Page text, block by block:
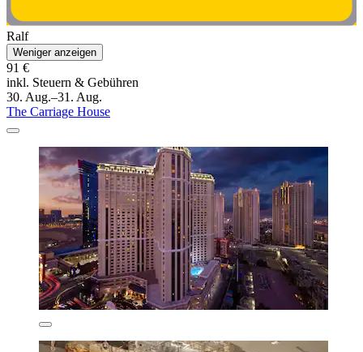
Ralf
Weniger anzeigen
91 €
inkl. Steuern & Gebühren
30. Aug.–31. Aug.
The Carriage House